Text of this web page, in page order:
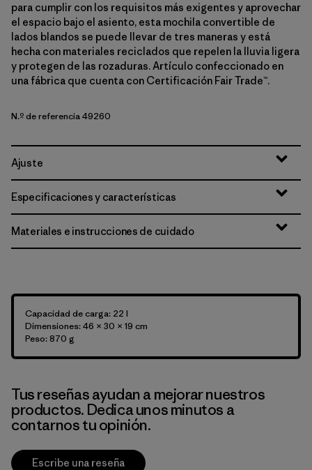
para cumplir con los requisitos más exigentes y aprovechar
el espacio bajo el asiento, esta mochila convertible de
lados blandos se puede llevar de tres maneras y está
hecha con materiales reciclados que repelen la lluvia ligera
y protegen de las rozaduras. Artículo confeccionado en
una fábrica que cuenta con Certificación Fair Trade™.
N.º de referencia 49260
Ajuste
Especificaciones y características
Materiales e instrucciones de cuidado
Capacidad de carga: 22 l
Dimensiones: 46 × 30 × 19 cm
Peso: 870 g
Tus reseñas ayudan a mejorar nuestros
productos. Dedica unos minutos a
contarnos tu opinión.
Escribe una reseña